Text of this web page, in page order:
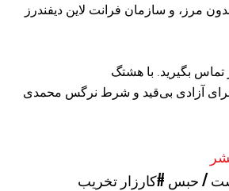
مرز، و سازمان فرانت لاین دیفندرز
تماس بگیرید. با هشتگ
برای آزادی بی‌قید و شرط نرگس محمدی
/ حبس #کارزار تخریب